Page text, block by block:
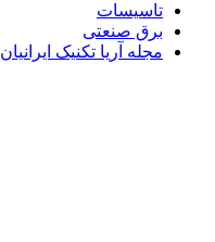
تاسیسات
برق صنعتی
مجله آریا تکنیک ایرانیان